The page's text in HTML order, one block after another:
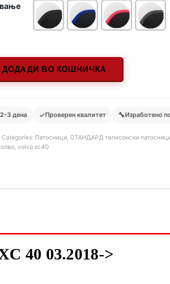
ДОДАДИ ВО КОШНИЧКА
3 дена ✓Проверен квалитет 🔧Изработено
Categories: Патосници, СТАНДАРД теписонски
, volvo xc40
03.2018->